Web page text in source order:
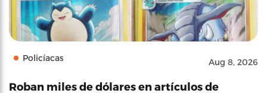
Policíacas Aug 8, 2026
Roban miles de dólares en artículos de